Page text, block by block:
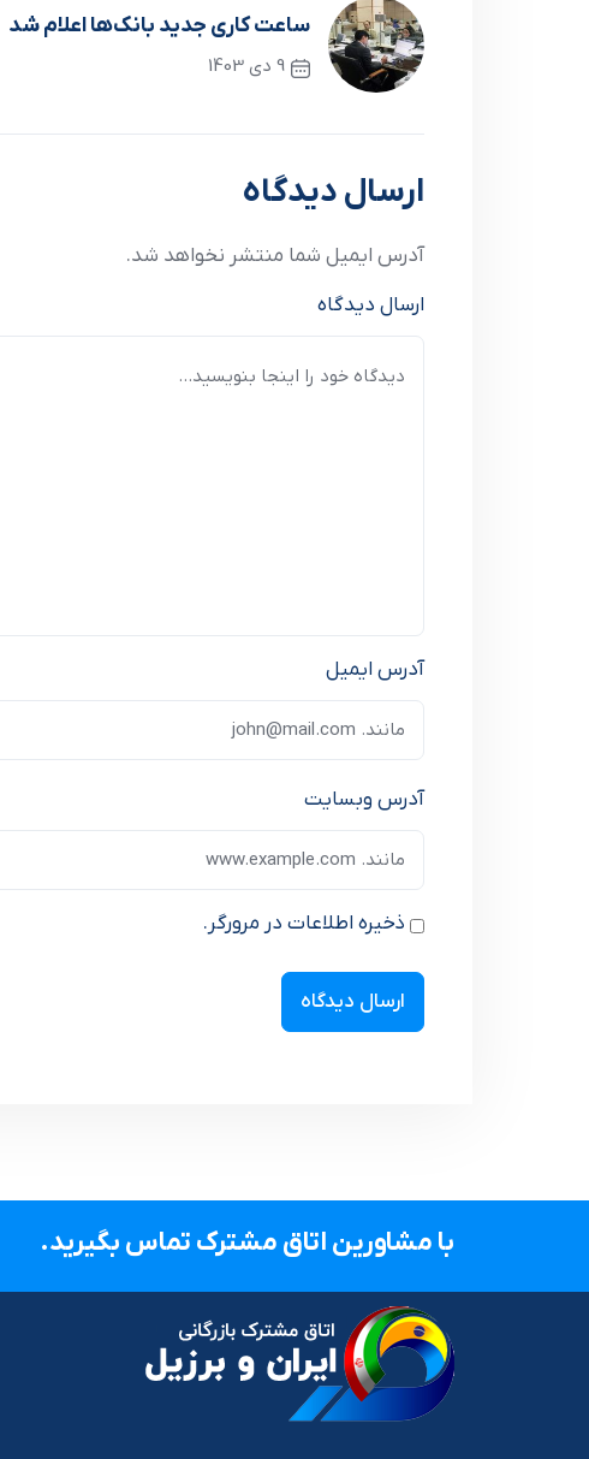
ساعت کاری جدید بانک‌ها اعلام شد
9 دی 1403
ارسال دیدگاه
آدرس ایمیل شما منتشر نخواهد شد.
ارسال دیدگاه
آدرس ایمیل
آدرس وبسایت
ذخیره اطلاعات در مرورگر.
با مشاورین اتاق مشترک تماس بگیرید.